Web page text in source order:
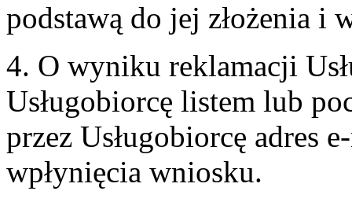
podstawą do jej złożenia i
4. O wyniku reklamacji
Usługobiorcę listem lub
przez Usługobiorcę adres
wpłynięcia wniosku.